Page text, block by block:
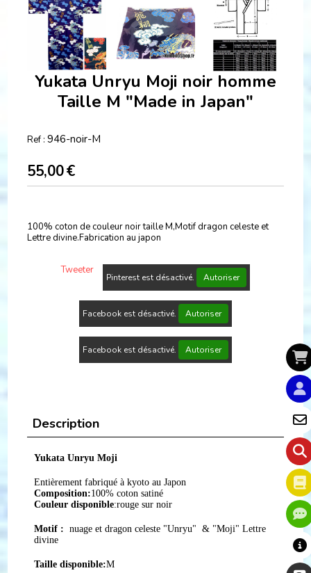
Yukata Unryu Moji noir homme
Taille M "Made in Japan"
Ref : 946-noir-M
55,00€
100% coton de couleur noir taille M,Motif dragon celeste et
Lettre divine.Fabrication au japon
Tweeter
Pinterest est désactivé. Autoriser
Facebook est désactivé. Autoriser
Facebook est désactivé. Autoriser
Description
Yukata Unryu Moji
Entièrement fabriqué à kyoto au Japon
Composition:100% coton satiné
Couleur disponible:rouge sur noir
Motif : nuage et dragon celeste "Unryu" & "Moji" Lettre
divine
Taille disponible:M